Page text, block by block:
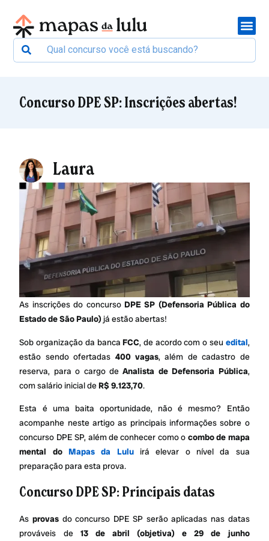
Concurso DPE SP: Inscrições abertas!
Laura
As inscrições do concurso DPE SP (Defensoria Pública do
Estado de São Paulo) já estão abertas!
Sob organização da bancaFCC, de acordo com o seu edital,
estão sendo ofertadas 400 vagas, além de cadastro de
reserva, para o cargo deAnalista de Defensoria Pública,
com salário inicial deR$ 9.123,70.
Esta é uma baita oportunidade, não é mesmo? Então
acompanhe neste artigo as principais informações sobre o
concurso DPE SP, além de conhecer como o combo de mapa
mental do Mapas da Luluirá elevar o nível da sua
preparação para esta prova.
Concurso DPE SP: Principais datas
As provasdo concurso DPE SP serão aplicadas nas datas
prováveis de 13 de abril (objetiva) e 29 de junho